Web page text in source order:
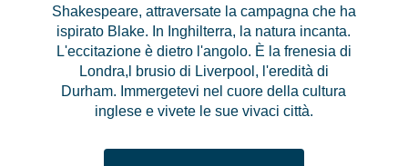
Shakespeare, attraversate la campagna che ha
ispirato Blake. In Inghilterra, la natura incanta.
L'eccitazione è dietro l'angolo. È la frenesia di
Londra,l brusio di Liverpool, l'eredità di
Durham. Immergetevi nel cuore della cultura
inglese e vivete le sue vivaci città.